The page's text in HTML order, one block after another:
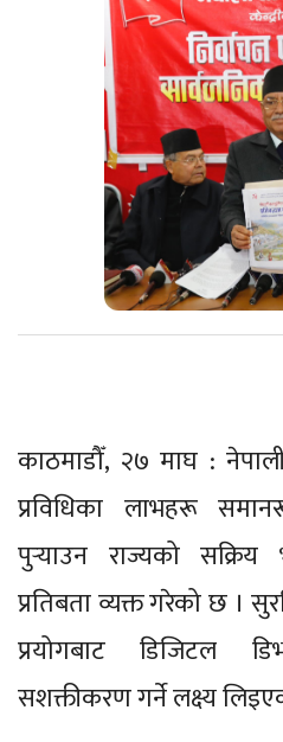
काठमाडौँ, २७ माघ :
प्रविधिका लाभहरू
पुर्‍याउन राज्यको सक्रिय
प्रतिबता व्यक्त गरेको छ ।
प्रयोगबाट डिजिटल
सशक्तीकरण गर्ने लक्ष्य